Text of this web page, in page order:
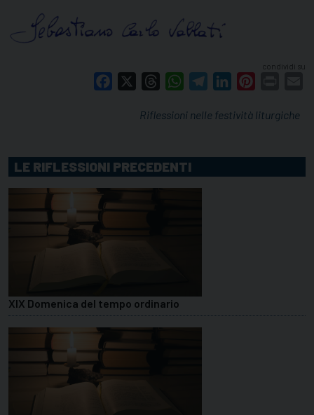
condividi su
Facebook ThreadsWhatsAppTelegramLinkedIn
Riflessioni nelle festività liturgiche
LE RIFLESSIONI PRECEDENTI
XIX Domenica del tempo ordinario